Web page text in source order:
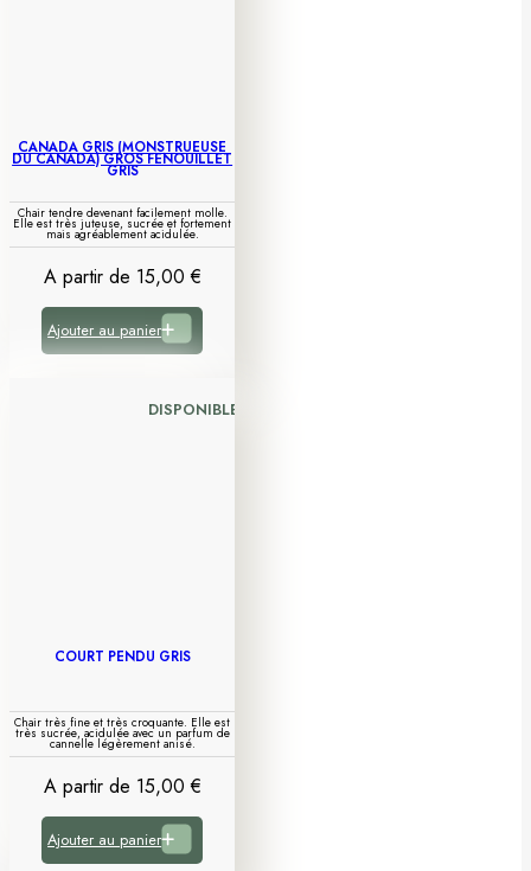
CANADA GRIS (MONSTRUEUSE
DU CANADA) GROS FENOUILLET
GRIS
Chair tendre devenant facilement molle.
Elle est très juteuse, sucrée et fortement
mais agréablement acidulée.
A partir de 15,00€
Ajouter au panier
DISPONIBLE
COURT PENDU GRIS
Chair très fine et très croquante. Elle est
très sucrée, acidulée avec un parfum de
cannelle légèrement anisé.
A partir de 15,00€
Ajouter au panier